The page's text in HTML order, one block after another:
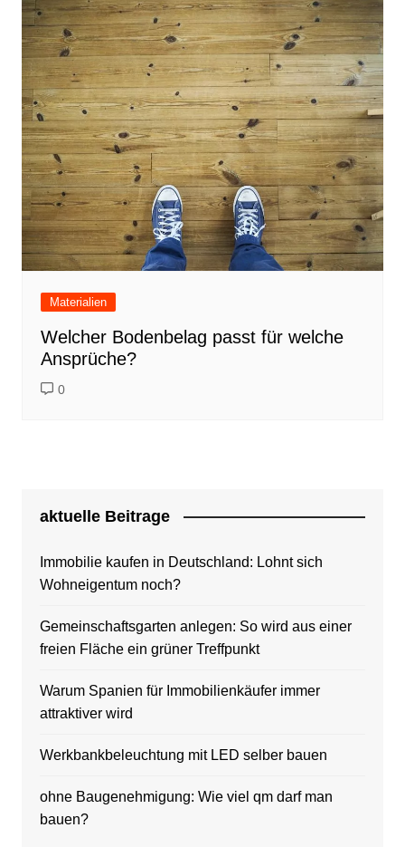
Materialien
Welcher Bodenbelag passt für welche
Ansprüche?
0
aktuelle Beitrage
Immobilie kaufen in Deutschland: Lohnt sich
Wohneigentum noch?
Gemeinschaftsgarten anlegen: So wird aus einer
freien Fläche ein grüner Treffpunkt
Warum Spanien für Immobilienkäufer immer
attraktiver wird
Werkbankbeleuchtung mit LED selber bauen
ohne Baugenehmigung: Wie viel qm darf man
bauen?